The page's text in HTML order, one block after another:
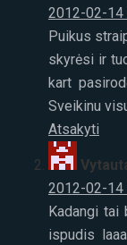
2012-02-14
Puikus
skyrėsi ir
kart
Sveikinu
Atsakyti
2012-02-14
Kadangi tai
ispudis